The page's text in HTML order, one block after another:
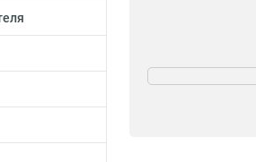
Нви 12